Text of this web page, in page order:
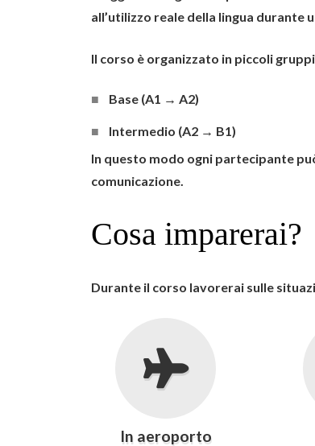
all’utilizzo reale della lingua durante
Il corso è organizzato in piccoli
Base (A1 → A2)
Intermedio (A2 → B1)
In questo modo ogni partecipante
comunicazione.
Cosa imparerai?
Durante il corso lavorerai sulle
In aeroporto